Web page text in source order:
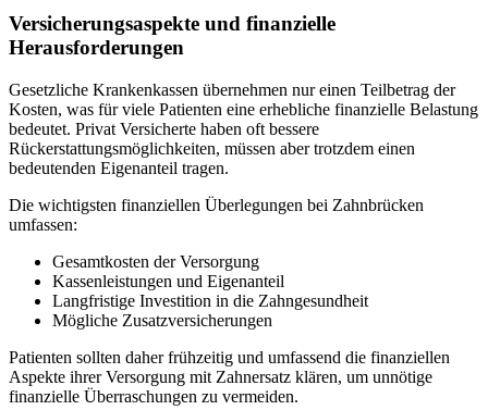
Versicherungsaspekte und finanzielle
Herausforderungen
Gesetzliche Krankenkassen übernehmen nur einen Teilbetrag der
Kosten, was für viele Patienten eine erhebliche finanzielle Belastung
bedeutet. Privat Versicherte haben oft bessere
Rückerstattungsmöglichkeiten, müssen aber trotzdem einen
bedeutenden Eigenanteil tragen.
Die wichtigsten finanziellen Überlegungen bei Zahnbrücken
umfassen:
Gesamtkosten der Versorgung
Kassenleistungen und Eigenanteil
Langfristige Investition in die Zahngesundheit
Mögliche Zusatzversicherungen
Patienten sollten daher frühzeitig und umfassend die finanziellen
Aspekte ihrer Versorgung mit Zahnersatz klären, um unnötige
finanzielle Überraschungen zu vermeiden.